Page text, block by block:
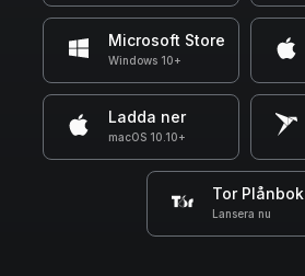
Microsoft Store
Windows 10+
Ladda ner
macOS 10.10+
Tor Plånbok
Lansera nu